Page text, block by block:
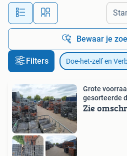
Alle afstanden…
Bewaar je
Filters Doe-het-zelf en
Grote
gesorteerde
Zie